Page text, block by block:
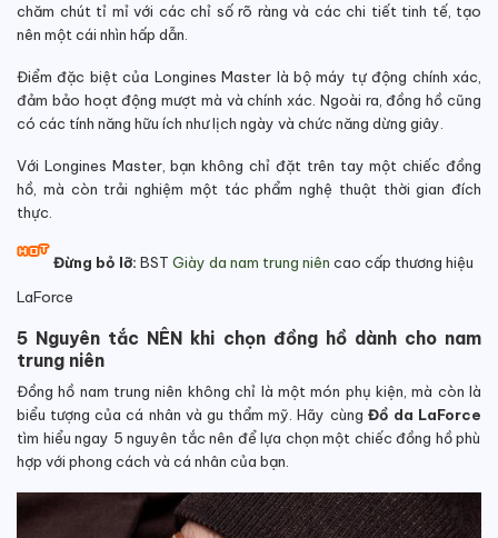
chăm chút tỉ mỉ với các chỉ số rõ ràng và các chi tiết tinh tế, tạo
nên một cái nhìn hấp dẫn.
Điểm đặc biệt của Longines Master là bộ máy tự động chính xác,
đảm bảo hoạt động mượt mà và chính xác. Ngoài ra, đồng hồ cũng
có các tính năng hữu ích như lịch ngày và chức năng dừng giây.
Với Longines Master, bạn không chỉ đặt trên tay một chiếc đồng
hồ, mà còn trải nghiệm một tác phẩm nghệ thuật thời gian đích
thực.
Đừng bỏ lỡ: BST Giày da nam trung niên cao cấp thương hiệu
LaForce
5 Nguyên tắc NÊN khi chọn đồng hồ dành cho nam
trung niên
Đồng hồ nam trung niên không chỉ là một món phụ kiện, mà còn là
biểu tượng của cá nhân và gu thẩm mỹ. Hãy cùng Đồ da LaForce
tìm hiểu ngay 5 nguyên tắc nên để lựa chọn một chiếc đồng hồ phù
hợp với phong cách và cá nhân của bạn.